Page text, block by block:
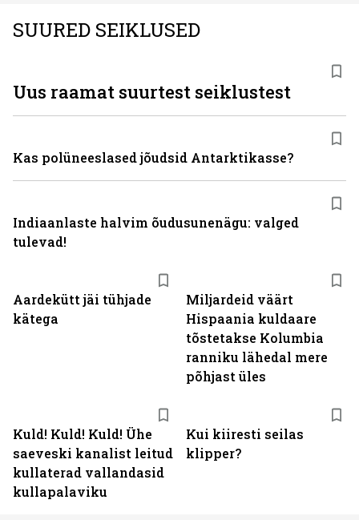
SUURED SEIKLUSED
Aardekütt jäi tühjade
kätega
Miljardeid väärt
Hispaania kuldaare
tõstetakse Kolumbia
ranniku lähedal mere
põhjast üles
Kuld! Kuld! Kuld! Ühe
saeveski kanalist leitud
kullaterad vallandasid
kullapalaviku
Kui kiiresti seilas
klipper?
Uus raamat suurtest seiklustest
Kas polüneeslased jõudsid Antarktikasse?
Indiaanlaste halvim õudusunenägu: valged
tulevad!